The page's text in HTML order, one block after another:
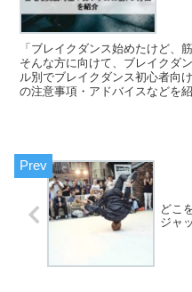
「ブレイクダンス始めたけど、
そんな方に向けて、ブレイクダ
ル別でブレイクダンス初心者向
の注意事項・アドバイスなどを
どこ
ジャ